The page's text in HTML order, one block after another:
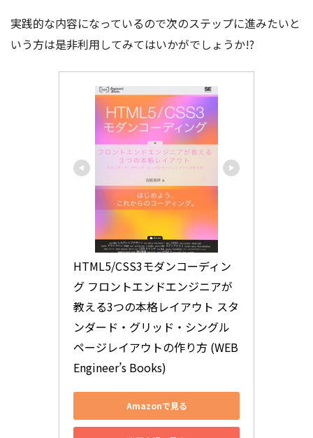
実践的な内容になっているので次のステップに進みたいと
いう方は是非利用してみてはいかがでしょうか!?
HTML5/CSS3モダンコーディン
グ フロントエンドエンジニアが
教える3つの本格レイアウト スタ
ンダード・グリッド・シングル
ページレイアウトの作り方 (WEB
Engineer’s Books)
Amazonで見る